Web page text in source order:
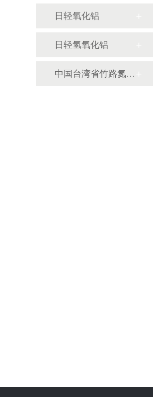
日轻氧化铝
日轻氢氧化铝
中国台湾省竹路氮化铝